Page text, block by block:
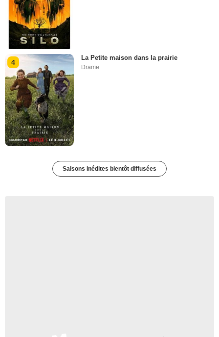
4
La Petite maison dans la prairie
Drame
Saisons inédites bientôt diffusées